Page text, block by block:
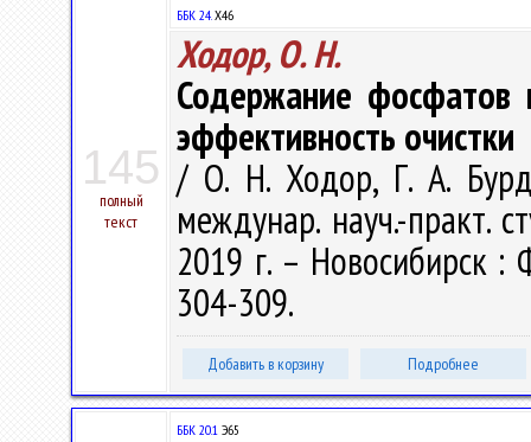
145
полный
текст
ББК 24.Х46
Ходор, О. Н.
Содержание
эффективность очистки
/ О. Н. Ходор, Г. А.
междунар. науч.-практ.
2019 г. – Новосибирск :
304-309.
Добавить в корзину Подробнее
ББК 20.1 Э65